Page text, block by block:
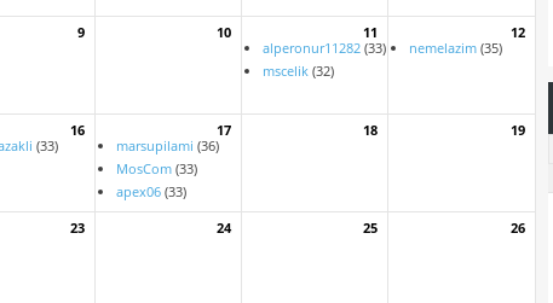
9 10
11
alperonur11282(33)
mscelik(32)
12
nemelazim(35)
16
(33)
17
marsupilami (36)
MosCom(33)
apex06(33)
18 19
23 24 25 26